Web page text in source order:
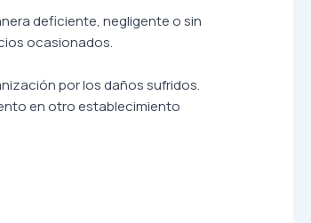
deficiente, negligente o sin
ocasionados.
por los daños sufridos.
en otro establecimiento